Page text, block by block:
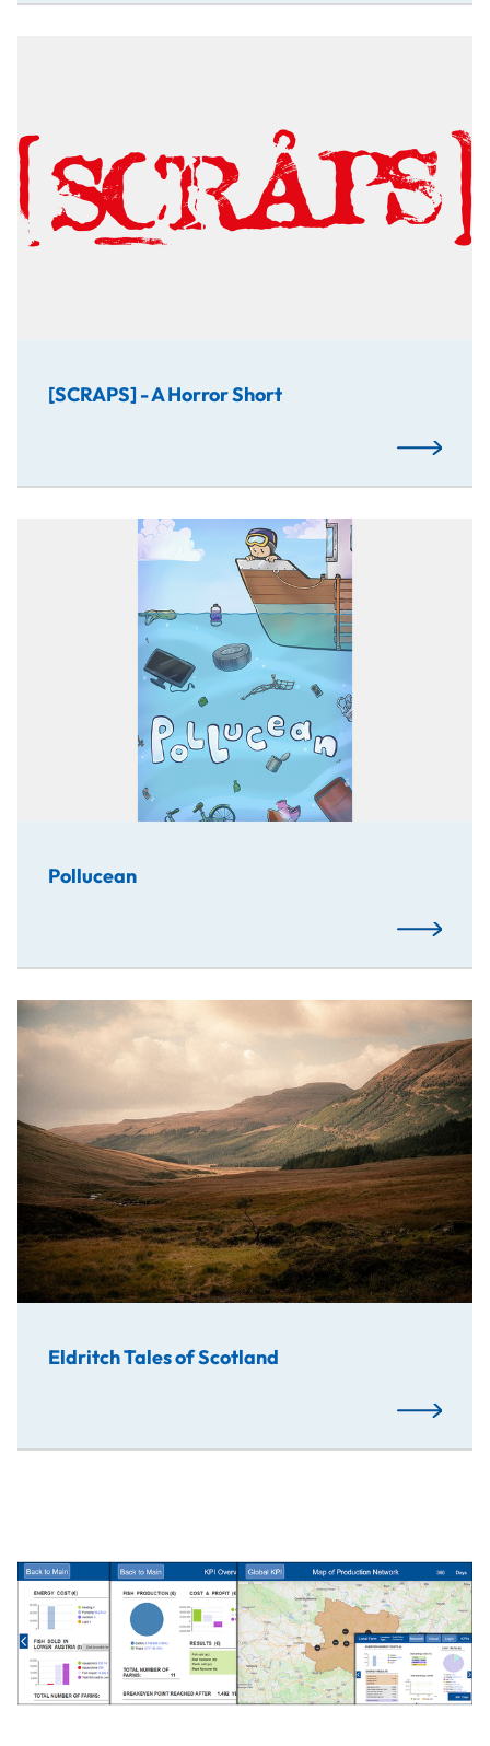
[SCRAPS] - A Horror Short
Mehr…
Pollucean
Im Rahmen des MediaLab Digital Game Production
Mehr…
Eldritch Tales of Scotland
Im Rahmen des MediaLab Film und TV entwickelte ein
Mehr…